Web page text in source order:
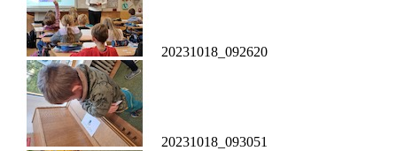
20231018_092620
20231018_093051